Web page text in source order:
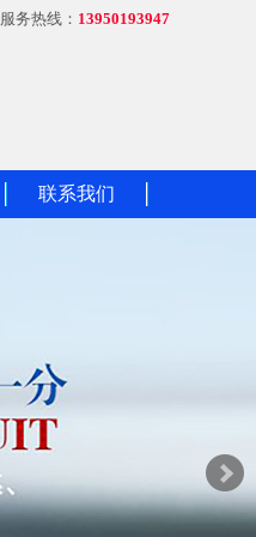
服务热线： 13950193947
联系我们